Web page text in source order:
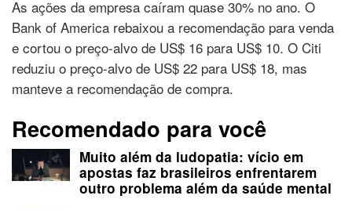
As ações da empresa caíram quase 30% no ano. O
Bank of America rebaixou a recomendação para venda
e cortou o preço-alvo de US$ 16 para US$ 10. O Citi
reduziu o preço-alvo de US$ 22 para US$ 18, mas
manteve a recomendação de compra.
Recomendado para você
Muito além da ludopatia: vício em
apostas faz brasileiros enfrentarem
outro problema além da saúde mental